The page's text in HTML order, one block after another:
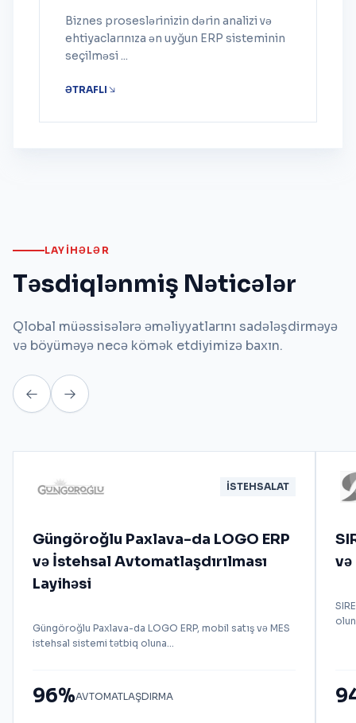
Biznes proseslərinizin dərin analizi və
ehtiyaclarınıza ən uyğun ERP sisteminin
seçilməsi ...
ƏTRAFLI
LAYIHƏLƏR
Təsdiqlənmiş Nəticələr
Qlobal müəssisələrə əməliyyatlarını sadələşdirməyə
və böyüməyə necə kömək etdiyimizə baxın.
İSTEHSALAT
Güngöroğlu Paxlava-da LOGO ERP
və İstehsal Avtomatlaşdırılması
Layihəsi
Güngöroğlu Paxlava-da LOGO ERP, mobil satış və MES
istehsal sistemi tətbiq oluna...
96%AVTOMATLAŞDIRMA
və